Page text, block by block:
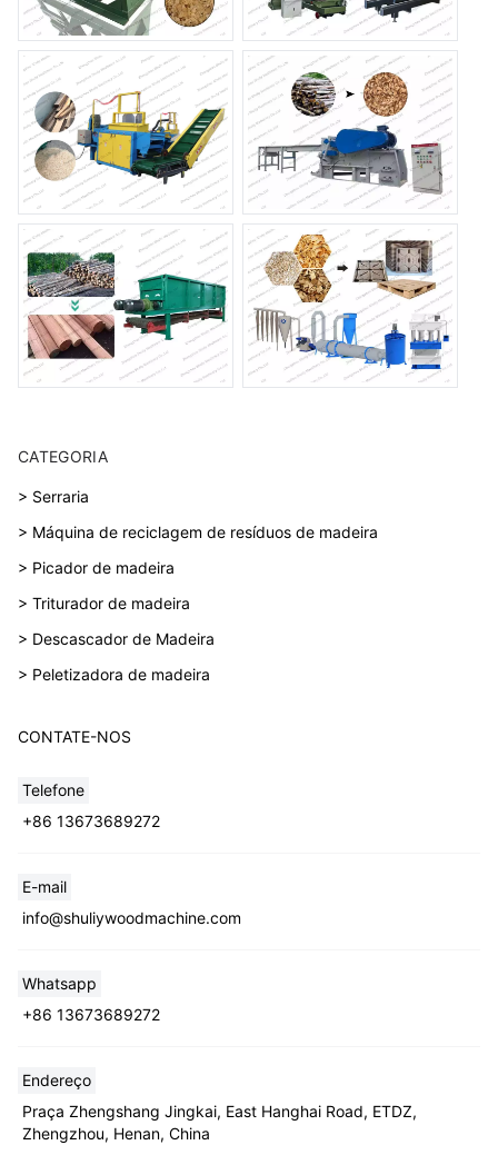
CATEGORIA
> Serraria
> Máquina de reciclagem de resíduos de madeira
> Picador de madeira
> Triturador de madeira
> Descascador de Madeira
> Peletizadora de madeira
CONTATE-NOS
Telefone
+86 13673689272
E-mail
info@shuliywoodmachine.com
Whatsapp
+86 13673689272
Endereço
Praça Zhengshang Jingkai, East Hanghai Road, ETDZ,
Zhengzhou, Henan, China